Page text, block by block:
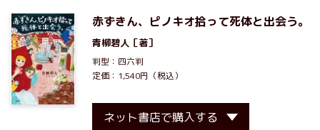
赤ずきん、ピノキオ拾って死体と出会う。
青柳碧人 ［著］
判型：四六判
定価：1,540円（税込）
ネット書店で購入する